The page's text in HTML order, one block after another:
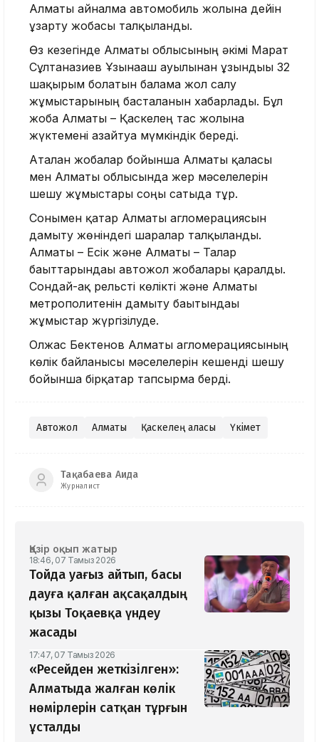
Алматы айналма автомобиль жолына дейін
ұзарту жобасы талқыланды.
Өз кезегінде Алматы облысының әкімі Марат
Сұлтанғазиев Ұзынағаш ауылынан ұзындығы 32
шақырым болатын балама жол салу
жұмыстарының басталғанын хабарлады. Бұл
жоба Алматы – Қаскелең тас жолына
жүктемені азайтуға мүмкіндік береді.
Аталған жобалар бойынша Алматы қаласы
мен Алматы облысында жер мәселелерін
шешу жұмыстары соңғы сатыда тұр.
Сонымен қатар Алматы агломерациясын
дамыту жөніндегі шаралар талқыланды.
Алматы – Есік және Алматы – Талғар
бағыттарындағы автожол жобалары қаралды.
Сондай-ақ рельсті көлікті және Алматы
метрополитенін дамыту бағытындағы
жұмыстар жүргізілуде.
Олжас Бектенов Алматы агломерациясының
көлік байланысы мәселелерін кешенді шешу
бойынша бірқатар тапсырма берді.
Автожол Алматы Қаскелең қаласы Үкімет
Тақабаева Аида
Журналист
Қазір оқып жатыр
18:46, 07 Тамыз 2026
Тойда уағыз айтып, басы
дауға қалған ақсақалдың
қызы Тоқаевқа үндеу
жасады
17:47, 07 Тамыз 2026
«Ресейден жеткізілген»:
Алматыда жалған көлік
нөмірлерін сатқан тұрғын
ұсталды